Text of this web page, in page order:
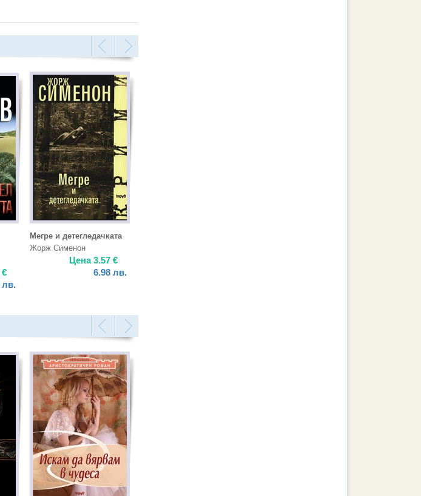
€
лв.
Мегре и детегледачката
Жорж Сименон
Цена3.57 €
6.98 лв.